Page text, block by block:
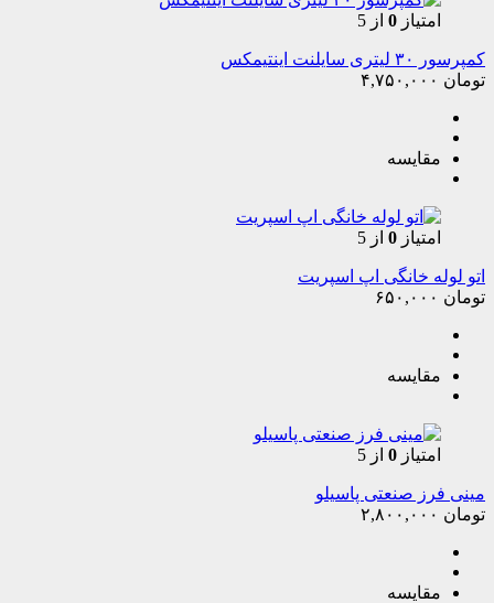
امتیاز 0 از 5
کمپرسور ۳۰ لیتری سایلنت اینتیمکس
تومان
مقایسه
امتیاز 0 از 5
اتو لوله خانگی اپ اسپریت
تومان
مقایسه
امتیاز 0 از 5
مینی فرز صنعتی پاسیلو
تومان
مقایسه